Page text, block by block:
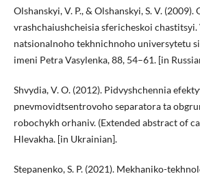
Olshanskyi, V. P., & Olshanskyi, S. V.
vrashchaiushcheisia sfericheskoi
natsionalnoho tekhnichnoho universytetu
imeni Petra Vasylenka, 88, 54–61. [in
Shvydia, V. O. (2012). Pidvyshchennia
pnevmovidtsentrovoho separatora ta
robochykh orhaniv. (Extended abstract of
Hlevakha. [in Ukrainian].
Stepanenko, S. P. (2021). Mekhaniko-